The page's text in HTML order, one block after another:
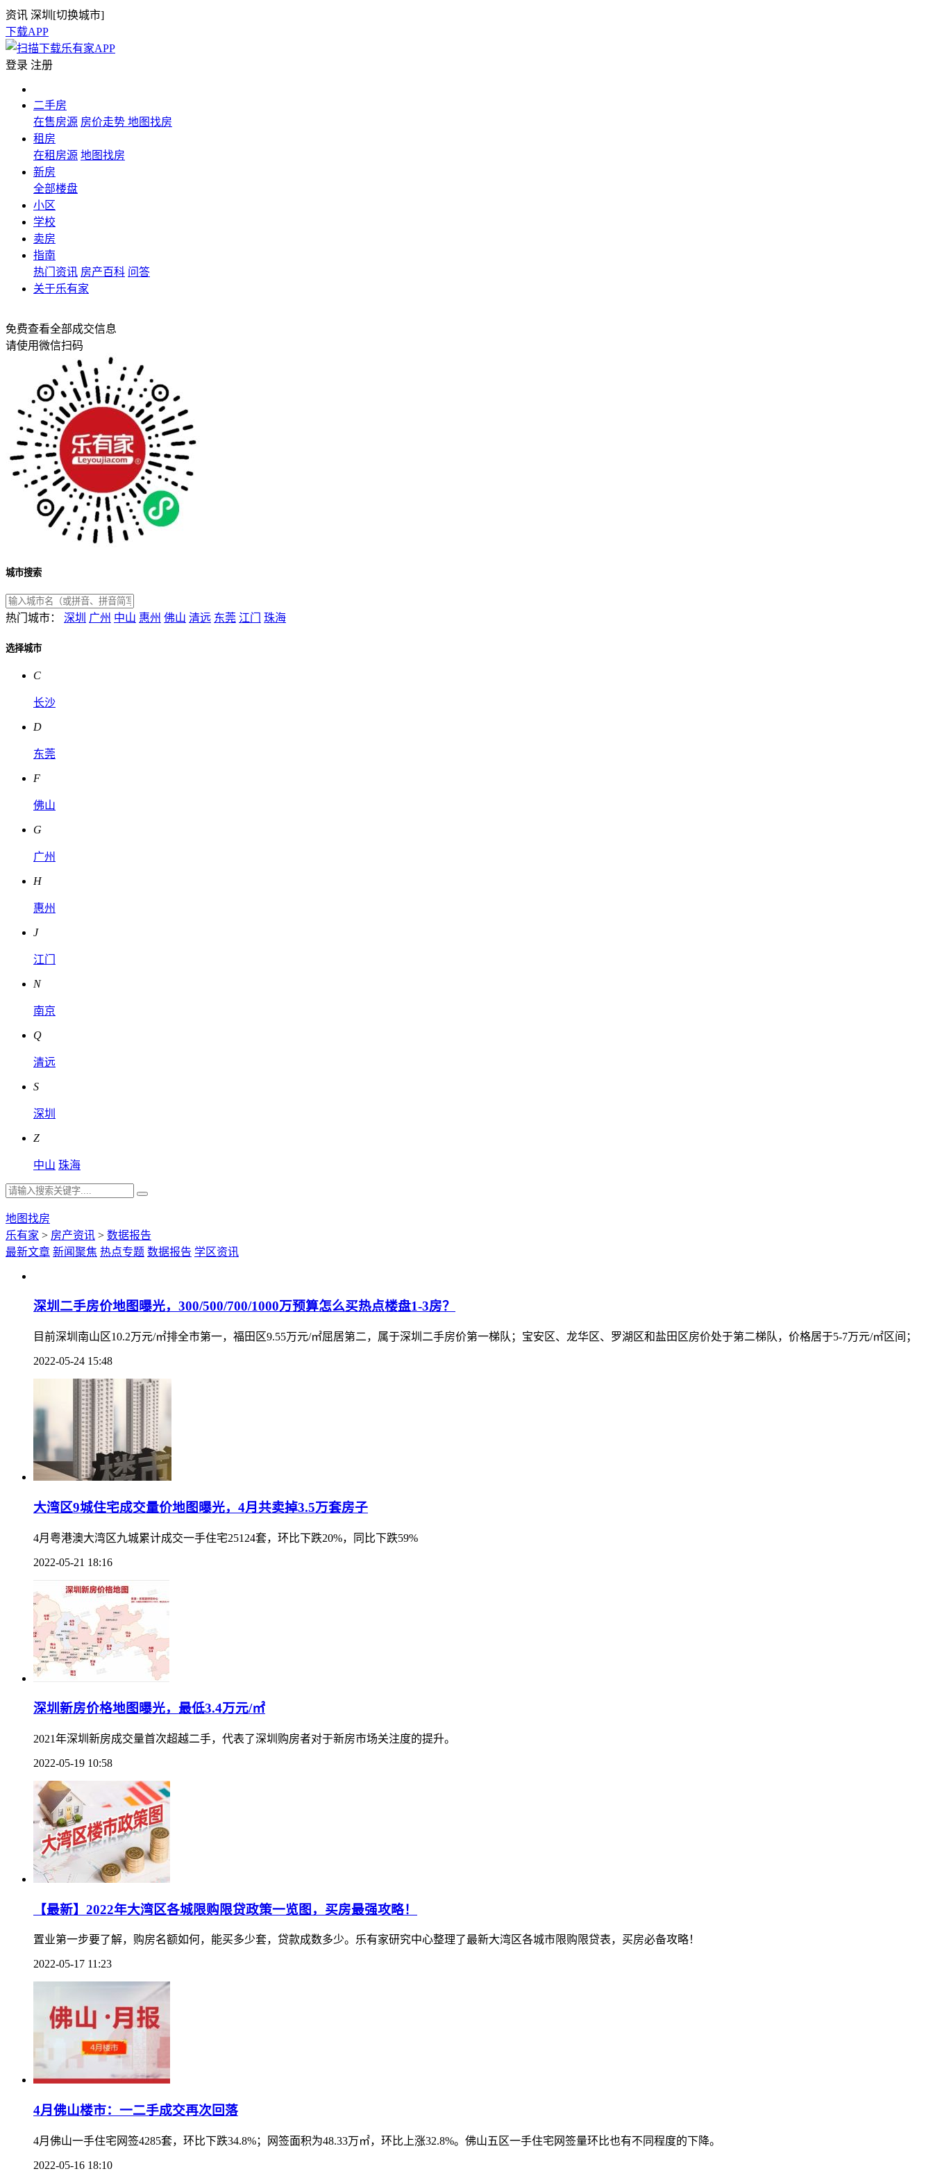
资讯 深圳[切换城市]
下载APP
登录 注册
二手房
在售房源 房价走势 地图找房
租房
在租房源 地图找房
新房
全部楼盘
小区
学校
卖房
指南
热门资讯 房产百科 问答
关于乐有家
免费查看全部成交信息
请使用微信扫码
城市搜索
热门城市： 深圳 广州 中山 惠州 佛山 清远 东莞 江门 珠海
选择城市
C
长沙
D
东莞
F
佛山
G
广州
H
惠州
J
江门
N
南京
Q
清远
S
深圳
Z
中山 珠海
地图找房
乐有家 > 房产资讯 > 数据报告
最新文章 新闻聚焦 热点专题 数据报告 学区资讯
深圳二手房价地图曝光，300/500/700/1000万预算怎么买热点楼盘1-3房？
目前深圳南山区10.2万元/㎡排全市第一，福田区9.55万元/㎡屈居第二，属于深圳二手房价第一梯队；宝安区、龙华区、罗湖区和盐田区房价处于第二梯队，价格居于5-7万元/㎡区间；
2022-05-24 15:48
大湾区9城住宅成交量价地图曝光，4月共卖掉3.5万套房子
4月粤港澳大湾区九城累计成交一手住宅25124套，环比下跌20%，同比下跌59%
2022-05-21 18:16
深圳新房价格地图曝光，最低3.4万元/㎡
2021年深圳新房成交量首次超越二手，代表了深圳购房者对于新房市场关注度的提升。
2022-05-19 10:58
【最新】2022年大湾区各城限购限贷政策一览图，买房最强攻略！
置业第一步要了解，购房名额如何，能买多少套，贷款成数多少。乐有家研究中心整理了最新大湾区各城市限购限贷表，买房必备攻略！
2022-05-17 11:23
4月佛山楼市：一二手成交再次回落
4月佛山一手住宅网签4285套，环比下跌34.8%；网签面积为48.33万㎡，环比上涨32.8%。佛山五区一手住宅网签量环比也有不同程度的下降。
2022-05-16 18:10